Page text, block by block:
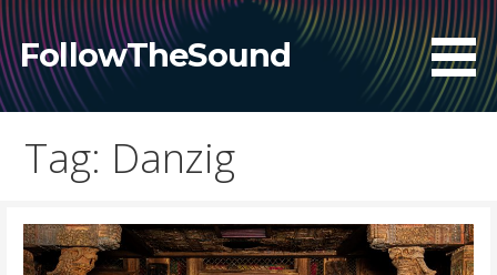
Skip
to
content
FollowTheSound
Tag: Danzig